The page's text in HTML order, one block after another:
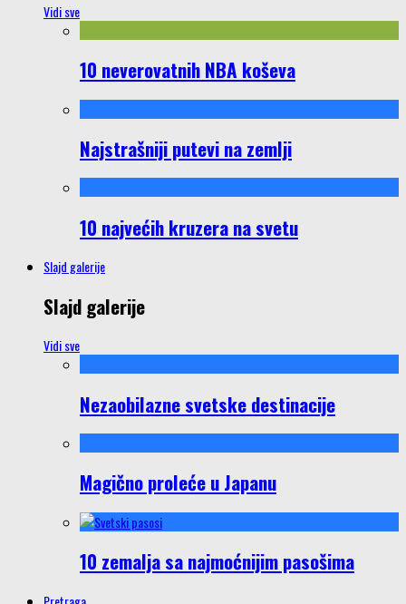
Vidi sve
10 neverovatnih NBA koševa
Najstrašniji putevi na zemlji
10 najvećih kruzera na svetu
Slajd galerije
Slajd galerije
Vidi sve
Nezaobilazne svetske destinacije
Magično proleće u Japanu
10 zemalja sa najmoćnijim pasošima